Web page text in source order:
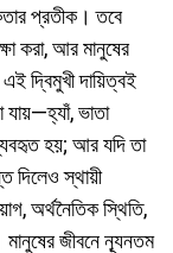
প্রতীক। তবে
করা, আর মানুষের
দ্বিমুখী দায়িত্বই
ভাতা
হয়; আর যদি তা
দিলেও স্থায়ী
অর্থনৈতিক স্থিতি,
মানুষের জীবনে ন্যূনতম